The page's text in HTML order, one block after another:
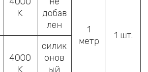
K
добав
лен
1
метр
1 шт.
4000
K
силик
онов
ый